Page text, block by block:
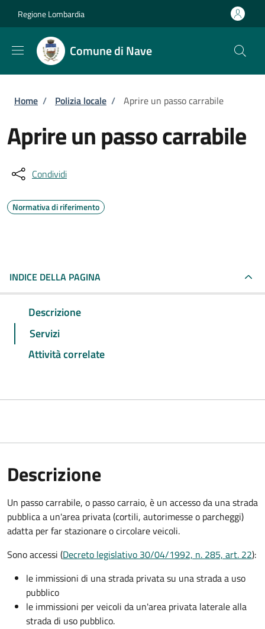
Regione Lombardia
Comune di Nave
Briciole di pane
Home / Polizia locale / Aprire un passo carrabile
Aprire un passo carrabile
Condividi
Normativa di riferimento
INDICE DELLA PAGINA
Descrizione
Servizi
Attività correlate
Descrizione
Un passo carrabile, o passo carraio, è un accesso da una strada
pubblica a un'area privata (cortili, autorimesse o parcheggi)
adatta per far stazionare o circolare veicoli.
Sono accessi (Decreto legislativo 30/04/1992, n. 285, art. 22):
le immissioni di una strada privata su una strada a uso
pubblico
le immissioni per veicoli da un'area privata laterale alla
strada di uso pubblico.